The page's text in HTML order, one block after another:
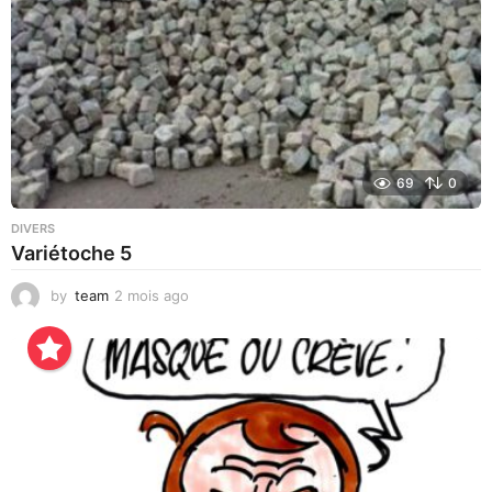
69 0
DIVERS
Variétoche 5
by team 2 mois ago
e
m
a
i
n
e
s